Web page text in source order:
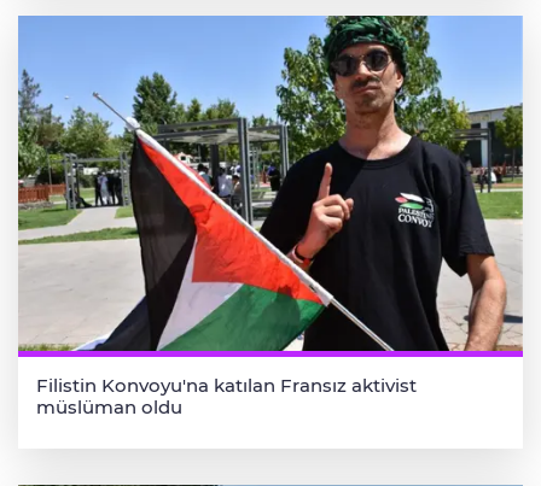
Filistin Konvoyu'na katılan Fransız aktivist
müslüman oldu